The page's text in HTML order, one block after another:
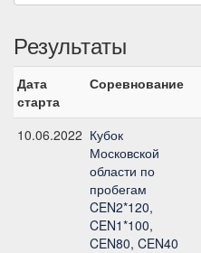
Результаты
Дата
старта
Соревнование
10.06.2022 Кубок
Московской
области по
пробегам
CEN2*120,
CEN1*100,
CEN80, CEN40